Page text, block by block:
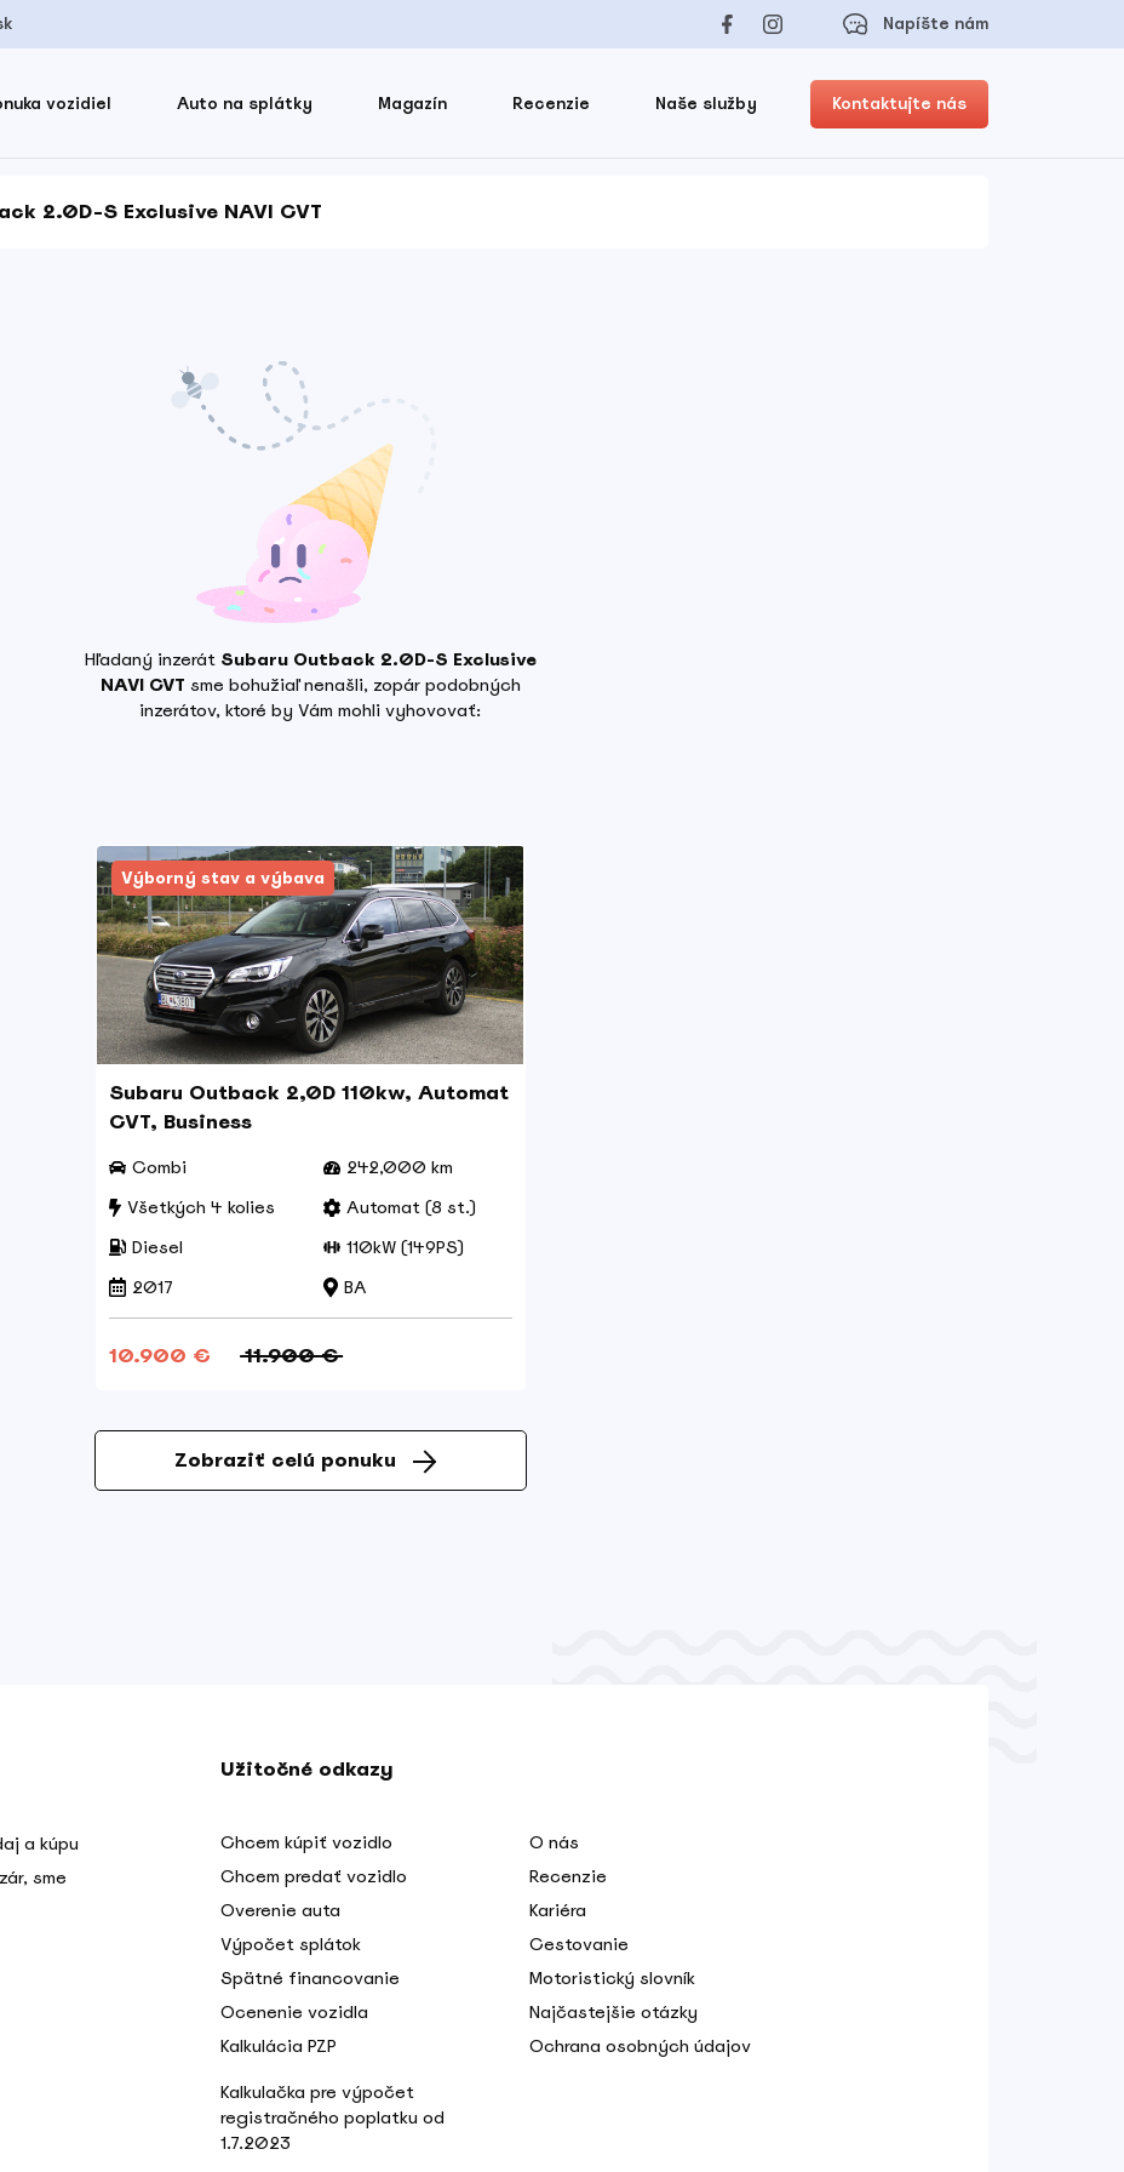
Napíšte nám
vozidiel Auto na splátky Magazín Recenzie Naše služby Kontaktujte nás
2.0D-S Exclusive NAVI CVT
Hľadaný inzerátSubaru Outback 2.0D-S Exclusive
NAVI CVT sme bohužiaľ nenašli, zopár podobných
inzerátov, ktoré by Vám mohli vyhovovať:
Výborný stav a výbava
Subaru Outback 2,0D 110kw, Automat
CVT, Business
Combi
242,000 km
Všetkých 4 kolies
Automat (8 st.)
Diesel
110kW (149PS)
2017
BA
10.900 € 11.900 €
Zobraziť celú ponuku
a kúpu
sme
Užitočné odkazy
Chcem kúpiť vozidlo
Chcem predať vozidlo
Overenie auta
Výpočet splátok
Spätné financovanie
Ocenenie vozidla
Kalkulácia PZP
O nás
Recenzie
Kariéra
Cestovanie
Motoristický slovník
Najčastejšie otázky
Ochrana osobných údajov
Kalkulačka pre výpočet
registračného poplatku od
1.7.2023